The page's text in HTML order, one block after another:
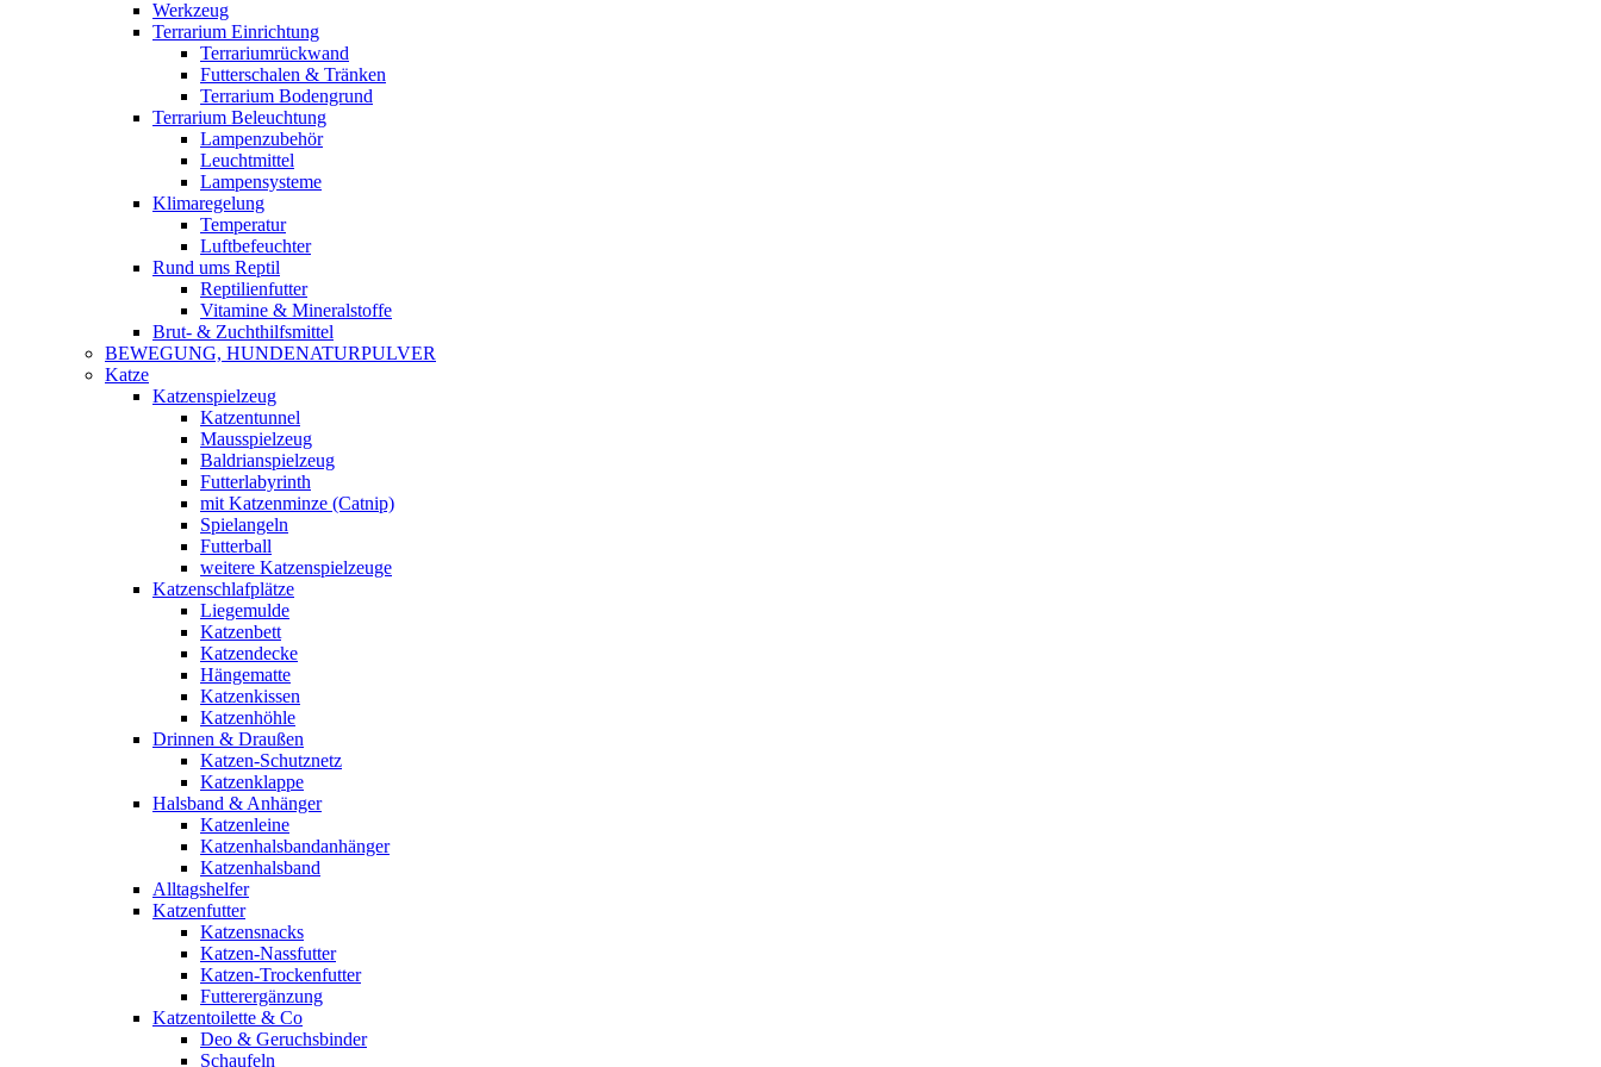
Werkzeug
Terrarium Einrichtung
Terrariumrückwand
Futterschalen & Tränken
Terrarium Bodengrund
Terrarium Beleuchtung
Lampenzubehör
Leuchtmittel
Lampensysteme
Klimaregelung
Temperatur
Luftbefeuchter
Rund ums Reptil
Reptilienfutter
Vitamine & Mineralstoffe
Brut- & Zuchthilfsmittel
BEWEGUNG, HUNDENATURPULVER
Katze
Katzenspielzeug
Katzentunnel
Mausspielzeug
Baldrianspielzeug
Futterlabyrinth
mit Katzenminze (Catnip)
Spielangeln
Futterball
weitere Katzenspielzeuge
Katzenschlafplätze
Liegemulde
Katzenbett
Katzendecke
Hängematte
Katzenkissen
Katzenhöhle
Drinnen & Draußen
Katzen-Schutznetz
Katzenklappe
Halsband & Anhänger
Katzenleine
Katzenhalsbandanhänger
Katzenhalsband
Alltagshelfer
Katzenfutter
Katzensnacks
Katzen-Nassfutter
Katzen-Trockenfutter
Futterergänzung
Katzentoilette & Co
Deo & Geruchsbinder
Schaufeln